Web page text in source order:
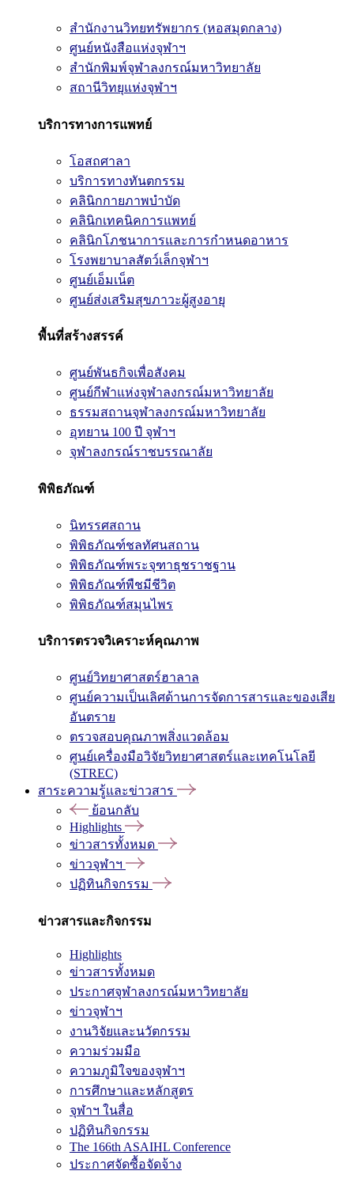
สำนักงานวิทยทรัพยากร (หอสมุดกลาง)
ศูนย์หนังสือแห่งจุฬาฯ
สำนักพิมพ์จุฬาลงกรณ์มหาวิทยาลัย
สถานีวิทยุแห่งจุฬาฯ
บริการทางการแพทย์
โอสถศาลา
บริการทางทันตกรรม
คลินิกกายภาพบำบัด
คลินิกเทคนิคการแพทย์
คลินิกโภชนาการและการกำหนดอาหาร
โรงพยาบาลสัตว์เล็กจุฬาฯ
ศูนย์เอ็มเน็ต
ศูนย์ส่งเสริมสุขภาวะผู้สูงอายุ
พื้นที่สร้างสรรค์
ศูนย์พันธกิจเพื่อสังคม
ศูนย์กีฬาแห่งจุฬาลงกรณ์มหาวิทยาลัย
ธรรมสถานจุฬาลงกรณ์มหาวิทยาลัย
อุทยาน 100 ปี จุฬาฯ
จุฬาลงกรณ์ราชบรรณาลัย
พิพิธภัณฑ์
นิทรรศสถาน
พิพิธภัณฑ์ชลทัศนสถาน
พิพิธภัณฑ์พระจุฑาธุชราชฐาน
พิพิธภัณฑ์พืชมีชีวิต
พิพิธภัณฑ์สมุนไพร
บริการตรวจวิเคราะห์คุณภาพ
ศูนย์วิทยาศาสตร์ฮาลาล
ศูนย์ความเป็นเลิศด้านการจัดการสารและของเสีย
อันตราย
ตรวจสอบคุณภาพสิ่งแวดล้อม
ศูนย์เครื่องมือวิจัยวิทยาศาสตร์และเทคโนโลยี
(STREC)
สาระความรู้และข่าวสาร
ย้อนกลับ
Highlights
ข่าวสารทั้งหมด
ข่าวจุฬาฯ
ปฏิทินกิจกรรม
ข่าวสารและกิจกรรม
Highlights
ข่าวสารทั้งหมด
ประกาศจุฬาลงกรณ์มหาวิทยาลัย
ข่าวจุฬาฯ
งานวิจัยและนวัตกรรม
ความร่วมมือ
ความภูมิใจของจุฬาฯ
การศึกษาและหลักสูตร
จุฬาฯ ในสื่อ
ปฏิทินกิจกรรม
The 166th ASAIHL Conference
ประกาศจัดซื้อจัดจ้าง